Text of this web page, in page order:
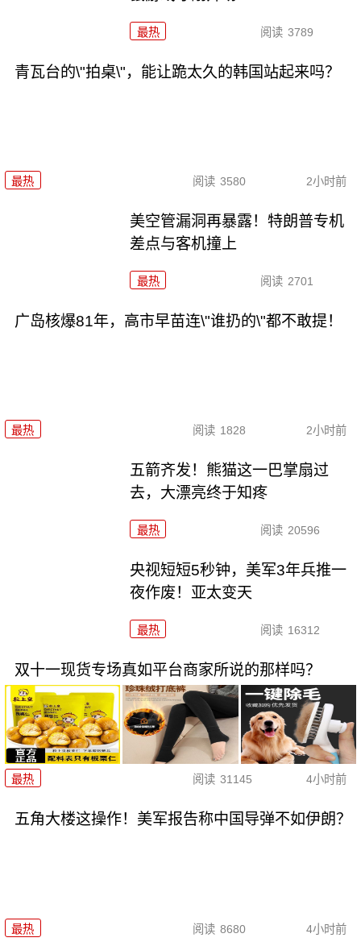
最热 阅读 3789
青瓦台的\"拍桌\"，能让跪太久的韩国站起来吗？
最热 阅读 3580 2小时前
美空管漏洞再暴露！特朗普专机
差点与客机撞上
最热 阅读 2701
广岛核爆81年，高市早苗连\"谁扔的\"都不敢提！
最热 阅读 1828 2小时前
五箭齐发！熊猫这一巴掌扇过
去，大漂亮终于知疼
最热 阅读 20596
央视短短5秒钟，美军3年兵推一
夜作废！亚太变天
最热 阅读 16312
双十一现货专场真如平台商家所说的那样吗？
最热 阅读 31145 4小时前
五角大楼这操作！美军报告称中国导弹不如伊朗？
最热 阅读 8680 4小时前